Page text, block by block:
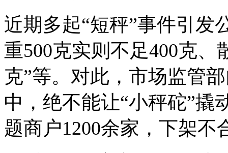
近期多起“短秤”事件引发
重500克实则不足400克、
克”等。对此，市场监管
中，绝不能让“小秤砣”撬
题商户1200余家，下架不